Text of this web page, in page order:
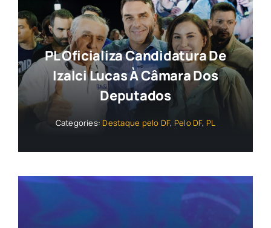
PL Oficializa Candidatura De
Izalci Lucas À Câmara Dos
Deputados
Categories: Destaque pelo DF, Pelo DF, PL